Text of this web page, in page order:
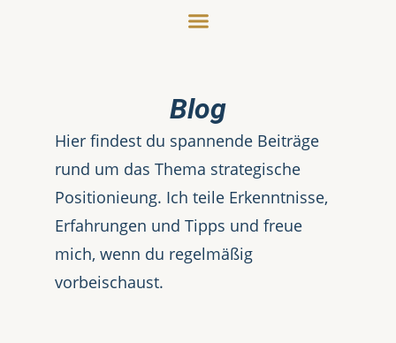
Blog
Hier findest du spannende Beiträge
rund um das Thema strategische
Positionieung. Ich teile Erkenntnisse,
Erfahrungen und Tipps und freue
mich, wenn du regelmäßig
vorbeischaust.